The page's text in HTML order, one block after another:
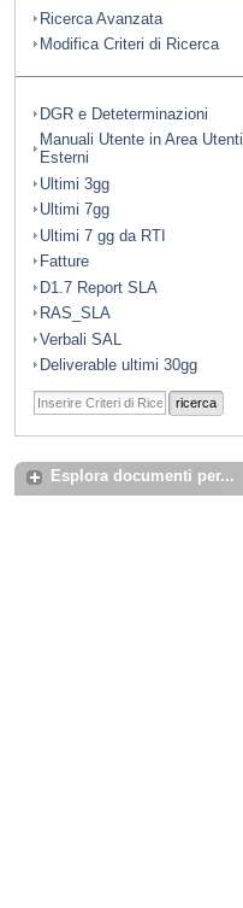
Ricerca Avanzata
Modifica Criteri di Ricerca
DGR e Deteterminazioni
Manuali Utente in Area Utenti
Esterni
Ultimi 3gg
Ultimi 7gg
Ultimi 7 gg da RTI
Fatture
D1.7 Report SLA
RAS_SLA
Verbali SAL
Deliverable ultimi 30gg
ricerca
Esplora documenti per...